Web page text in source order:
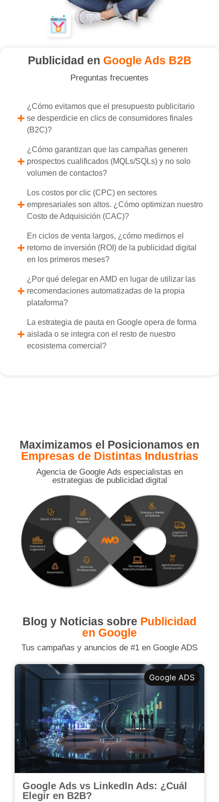
Publicidad en Google Ads B2B
Preguntas frecuentes
¿Cómo evitamos que el presupuesto publicitario
se desperdicie en clics de consumidores finales
(B2C)?
¿Cómo garantizan que las campañas generen
prospectos cualificados (MQLs/SQLs) y no solo
volumen de contactos?
Los costos por clic (CPC) en sectores
empresariales son altos. ¿Cómo optimizan nuestro
Costo de Adquisición (CAC)?
En ciclos de venta largos, ¿cómo medimos el
retorno de inversión (ROI) de la publicidad digital
en los primeros meses?
¿Por qué delegar en AMD en lugar de utilizar las
recomendaciones automatizadas de la propia
plataforma?
La estrategia de pauta en Google opera de forma
aislada o se integra con el resto de nuestro
ecosistema comercial?
Maximizamos el Posicionamos en
Empresas de Distintas Industrias
Agencia de Google Ads especialistas en
estrategias de publicidad digital
Blog y Noticias sobre Publicidad
en Google
Tus campañas y anuncios de #1 en Google ADS
Google ADS
Google Ads vs LinkedIn Ads: ¿Cuál
Elegir en B2B?